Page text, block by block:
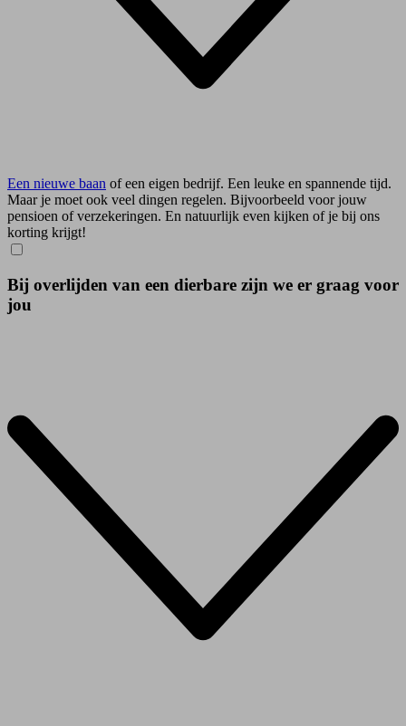
Een nieuwe baan of een eigen bedrijf. Een leuke en spannende tijd.
Maar je moet ook veel dingen regelen. Bijvoorbeeld voor jouw
pensioen of verzekeringen. En natuurlijk even kijken of je bij ons
korting krijgt!
Bij overlijden van een dierbare zijn we er graag voor
jou